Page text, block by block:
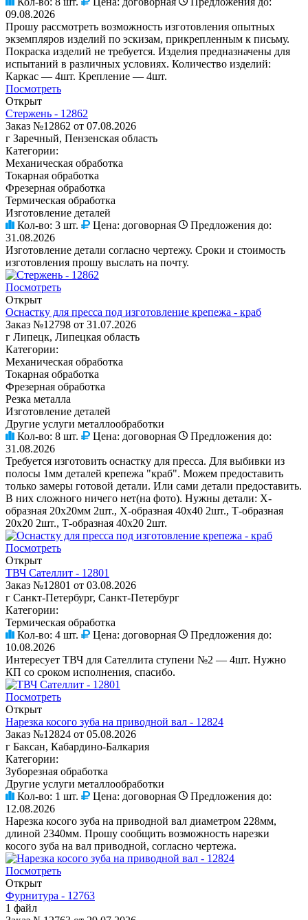
09.08.2026
Прошу рассмотреть возможность изготовления опытных
экземпляров изделий по эскизам, прикрепленным к письму.
Покраска изделий не требуется. Изделия предназначены для
испытаний в различных условиях. Количество изделий:
Каркас — 4шт. Крепление — 4шт.
Посмотреть
Открыт
Стержень - 12862
Заказ №12862 от 07.08.2026
г Заречный, Пензенская область
Категории:
Механическая обработка
Токарная обработка
Фрезерная обработка
Термическая обработка
Изготовление деталей
Кол-во: 3 шт. Цена: договорная
Предложения до:
31.08.2026
Изготовление детали согласно чертежу. Сроки и стоимость
изготовления прошу выслать на почту.
Посмотреть
Открыт
Оснастку для пресса под изготовление крепежа - краб
Заказ №12798 от 31.07.2026
г Липецк, Липецкая область
Категории:
Механическая обработка
Токарная обработка
Фрезерная обработка
Резка металла
Изготовление деталей
Другие услуги металлообработки
Кол-во: 8 шт. Цена: договорная
Предложения до:
31.08.2026
Требуется изготовить оснастку для пресса. Для выбивки из
полосы 1мм деталей крепежа "краб". Можем предоставить
только замеры готовой детали. Или сами детали предоставить.
В них сложного ничего нет(на фото). Нужны детали: Х-
образная 20х20мм 2шт., Х-образная 40х40 2шт., Т-образная
20х20 2шт., Т-образная 40х20 2шт.
Посмотреть
Открыт
ТВЧ Сателлит - 12801
Заказ №12801 от 03.08.2026
г Санкт-Петербург, Санкт-Петербург
Категории:
Термическая обработка
Кол-во: 4 шт. Цена: договорная
Предложения до:
10.08.2026
Интересует ТВЧ для Сателлита ступени №2 — 4шт. Нужно
КП со сроком исполнения, спасибо.
Посмотреть
Открыт
Нарезка косого зуба на приводной вал - 12824
Заказ №12824 от 05.08.2026
г Баксан, Кабардино-Балкария
Категории:
Зуборезная обработка
Другие услуги металлообработки
Кол-во: 1 шт. Цена: договорная
Предложения до:
12.08.2026
Нарезка косого зуба на приводной вал диаметром 228мм,
длиной 2340мм. Прошу сообщить возможность нарезки
косого зуба на вал приводной, согласно чертежа.
Посмотреть
Открыт
Фурнитура - 12763
1 файл